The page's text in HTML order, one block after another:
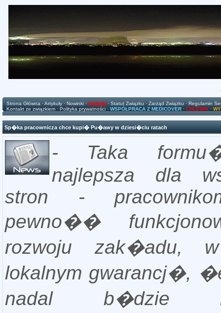
Strona Główna ·Artykuły · Nowinki · FORUM · Statut Związku · Zarząd Związku · Regulamin
Kontakt ze związkiem · Polityka prywatności · WSPÓŁPRACA Z MEDICOVER · CHLEWIK ·
Sp�ka pracownicza chce kupi� Pu�awy w dziesi�ciu ratach
- Taka
najlepsza dla
stron -
pewno��
rozwoju zak�adu,
lokalnym gwarancj�,
nadal b�dzie